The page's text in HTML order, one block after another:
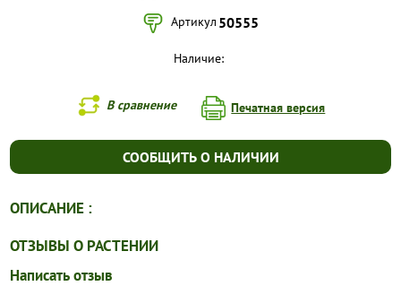
КОНТАКТЫ
Артикул 50555
Наличие:
В сравнение Печатная версия
СООБЩИТЬ О НАЛИЧИИ
ОПИСАНИЕ :
ОТЗЫВЫ О РАСТЕНИИ
Написать отзыв